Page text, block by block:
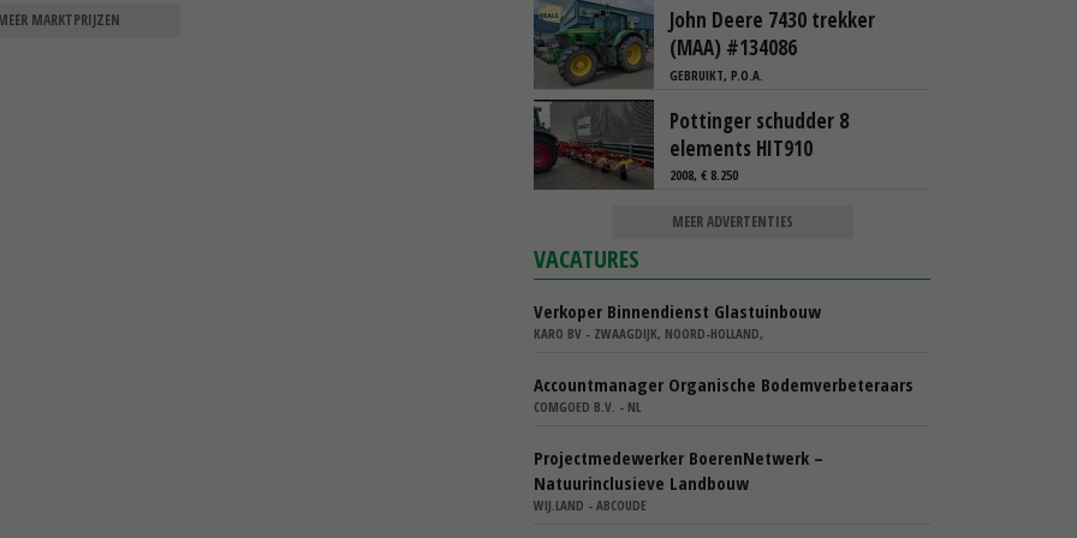
MARKTPRIJZEN
John Deere 7430 trekker
(MAA) #134086
GEBRUIKT, P.O.A.
Pottinger schudder 8
elements HIT910
2008, € 8.250
MEER ADVERTENTIES
VACATURES
Verkoper Binnendienst Glastuinbouw
KARO BV - ZWAAGDIJK, NOORD-HOLLAND,
Accountmanager Organische Bodemverbeteraars
COMGOED B.V. - NL
Projectmedewerker BoerenNetwerk –
Natuurinclusieve Landbouw
WIJ.LAND - ABCOUDE